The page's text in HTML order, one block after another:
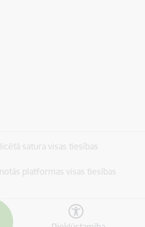
satura visas tiesības
platformas visas tiesības